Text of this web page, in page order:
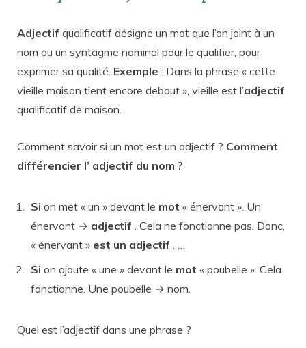
Adjectif qualificatif désigne un mot que l’on joint à un
nom ou un syntagme nominal pour le qualifier, pour
exprimer sa qualité. Exemple : Dans la phrase « cette
vieille maison tient encore debout », vieille est l’adjectif
qualificatif de maison.
Comment savoir si un mot est un adjectif ? Comment
différencier l’ adjectif du nom ?
Si on met « un » devant le mot « énervant ». Un
énervant → adjectif . Cela ne fonctionne pas. Donc,
« énervant » est un adjectif . …
Si on ajoute « une » devant le mot « poubelle ». Cela
fonctionne. Une poubelle → nom.
Quel est l’adjectif dans une phrase ?